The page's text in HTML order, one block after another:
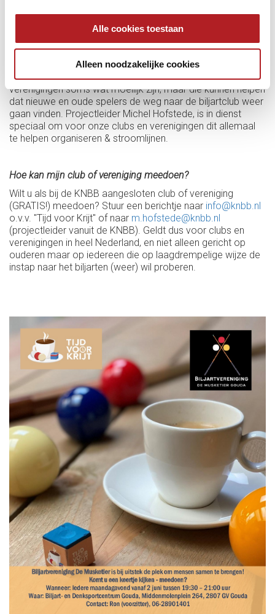
Alle cookies toestaan
Alleen noodzakelijke cookies
De KNBB helpt hierbij met materialen, is de openingsdag
zelf aanwezig en helpt bij de planning van de vervolgdagen,
en helpt bij wat Tijd voor Krijt overal oplevert: lokale en
regionale publiciteit. Alle dingen dus die voor clubs en
verenigingen soms wat moeilijk zijn, maar die kunnen helpen
dat nieuwe en oude spelers de weg naar de biljartclub weer
gaan vinden. Projectleider Michel Hofstede, is in dienst
speciaal om voor onze clubs en verenigingen dit allemaal
te helpen organiseren & stroomlijnen.
Hoe kan mijn club of vereniging meedoen?
Wilt u als bij de KNBB aangesloten club of vereniging
(GRATIS!) meedoen? Stuur een berichtje naar info@knbb.nl
o.v.v. "Tijd voor Krijt" of naar m.hofstede@knbb.nl
(projectleider vanuit de KNBB). Geldt dus voor clubs en
verenigingen in heel Nederland, en niet alleen gericht op
ouderen maar op iedereen die op laagdrempelige wijze de
instap naar het biljarten (weer) wil proberen.